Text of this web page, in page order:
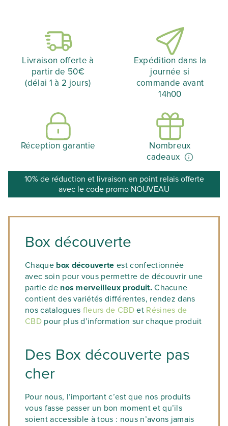
Livraison offerte à
partir de 50€
(délai 1 à 2 jours)
Expédition dans la
journée si
commande avant
14h00
Réception garantie
Nombreux
cadeaux
10% de réduction et livraison en point relais offerte
avec le code promo NOUVEAU
Box découverte
Chaquebox découverte est confectionnée
avec soin pour vous permettre de découvrir une
partie de nos merveilleux produit.Chacune
contient des variétés différentes, rendez dans
nos catalogues fleurs de CBDet Résines de
CBD pour plus d’information sur chaque produit
Des Box découverte pas
cher
Pour nous, l’important c’est que nos produits
vous fasse passer un bon moment et qu’ils
soient accessible à tous : nous n’avons jamais